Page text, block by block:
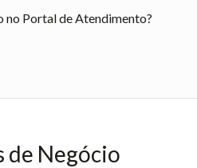
no Portal de Atendimento?
de Negócio